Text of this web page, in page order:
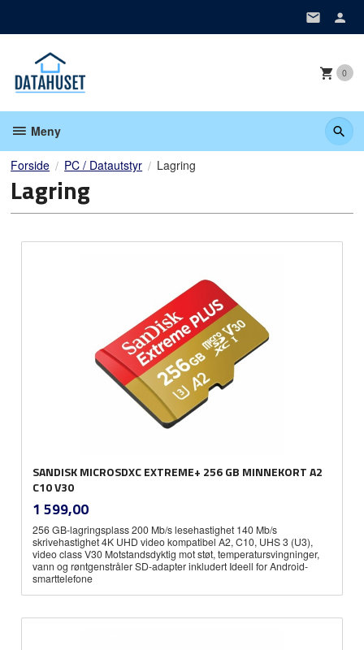
0
Meny
Forside PC / Datautstyr Lagring
Lagring
SANDISK MICROSDXC EXTREME+ 256 GB MINNEKORT A2
C10 V30
Pris
1 599,00mva.
256 GB-lagringsplass 200 Mb/s lesehastighet 140 Mb/s
skrivehastighet 4K UHD video kompatibel A2, C10, UHS 3 (U3),
video class V30 Motstandsdyktig mot støt, temperatursvingninger,
vann og røntgenstråler SD-adapter inkludert Ideell for Android-
smarttelefone